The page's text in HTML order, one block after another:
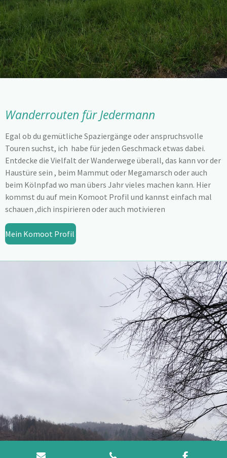
Wanderrouten für Jedermann
Egal ob du gemütliche Spaziergänge oder anspruchsvolle
Touren suchst, ich habe für jeden Geschmack etwas dabei.
Entdecke die Vielfalt der Wanderwege überall, das kann vor der
Haustüre sein , beim Mammut oder Megamarsch oder auch
beim Kölnpfad wo man übers Jahr vieles machen kann. Hier
kommst du auf mein Komoot Profil und kannst einfach mal
schauen ,dich inspirieren oder auch motivieren
Mein Komoot Profil